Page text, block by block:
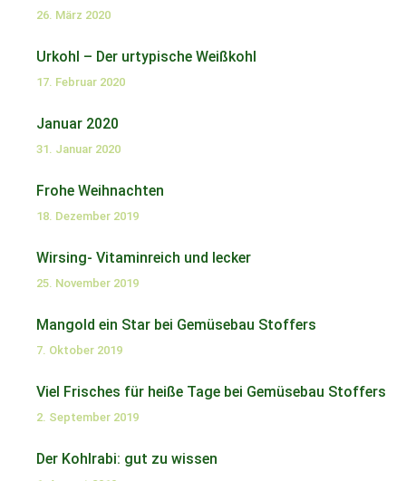
26. März 2020
Urkohl – Der urtypische Weißkohl
17. Februar 2020
Januar 2020
31. Januar 2020
Frohe Weihnachten
18. Dezember 2019
Wirsing- Vitaminreich und lecker
25. November 2019
Mangold ein Star bei Gemüsebau Stoffers
7. Oktober 2019
Viel Frisches für heiße Tage bei Gemüsebau Stoffers
2. September 2019
Der Kohlrabi: gut zu wissen